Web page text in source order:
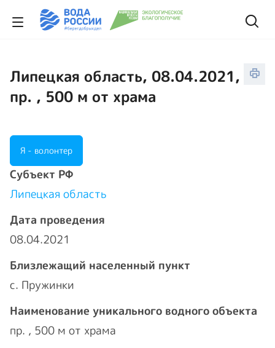
Липецкая область, 08.04.2021,
пр. , 500 м от храма
Я - волонтер
Cубъект РФ
Липецкая область
Дата проведения
08.04.2021
Близлежащий населенный пункт
с. Пружинки
Наименование уникального водного объекта
пр. , 500 м от храма